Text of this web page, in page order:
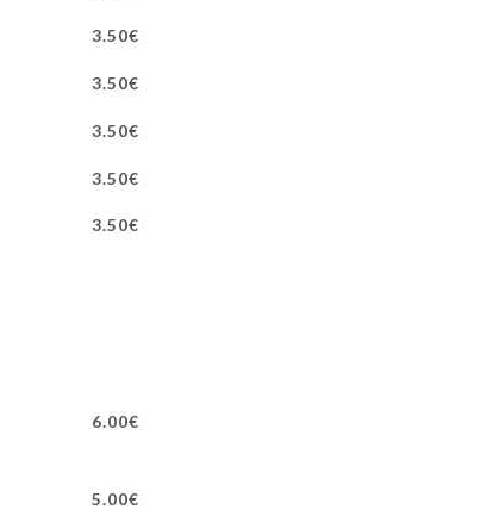
3.50€
3.50€
3.50€
3.50€
3.50€
6.00€
5.00€